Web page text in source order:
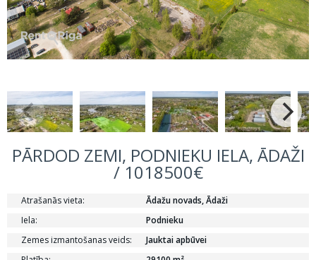
PĀRDOD ZEMI, PODNIEKU IELA, ĀDAŽI
/ 1018500€
Atrašanās vieta:
Ādažu novads, Ādaži
Iela:
Podnieku
Zemes izmantošanas veids:
Jauktai apbūvei